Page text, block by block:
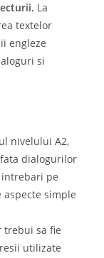
La
textelor
engleze
si
nivelului A2,
dialogurilor
intrebari pe
simple
trebui sa fie
utilizate